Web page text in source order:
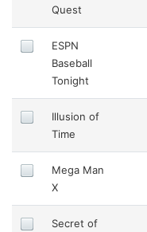
Quest
ESPN
Baseball
Tonight
Illusion of
Time
Mega Man
X
Secret of